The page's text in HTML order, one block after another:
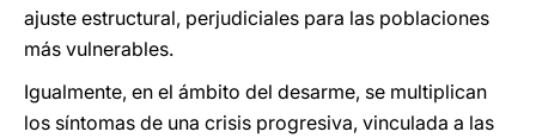
ajuste estructural, perjudiciales para las poblaciones
más vulnerables.
Igualmente, en el ámbito del desarme, se multiplican
los síntomas de una crisis progresiva, vinculada a las